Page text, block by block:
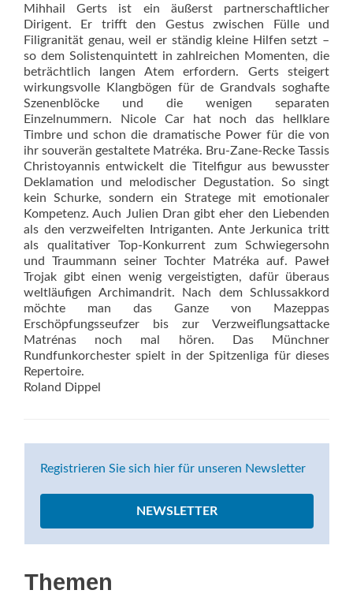
Mihhail Gerts ist ein äußerst partnerschaftlicher
Dirigent. Er trifft den Gestus zwischen Fülle und
Filigranität genau, weil er ständig kleine Hilfen setzt –
so dem Solistenquintett in zahlreichen Momenten, die
beträchtlich langen Atem erfordern. Gerts steigert
wirkungsvolle Klangbögen für de Grandvals soghafte
Szenenblöcke und die wenigen separaten
Einzelnummern. Nicole Car hat noch das hellklare
Timbre und schon die dramatische Power für die von
ihr souverän gestaltete Matréka. Bru-Zane-Recke Tassis
Christoyannis entwickelt die Titelfigur aus bewusster
Deklamation und melodischer Degustation. So singt
kein Schurke, sondern ein Stratege mit emotionaler
Kompetenz. Auch Julien Dran gibt eher den Liebenden
als den verzweifelten Intriganten. Ante Jerkunica tritt
als qualitativer Top-Konkurrent zum Schwiegersohn
und Traummann seiner Tochter Matréka auf. Paweł
Trojak gibt einen wenig vergeistigten, dafür überaus
weltläufigen Archimandrit. Nach dem Schlussakkord
möchte man das Ganze von Mazeppas
Erschöpfungsseufzer bis zur Verzweiflungsattacke
Matrénas noch mal hören. Das Münchner
Rundfunkorchester spielt in der Spitzenliga für dieses
Repertoire.
Roland Dippel
Registrieren Sie sich hier für unseren Newsletter
NEWSLETTER
Themen